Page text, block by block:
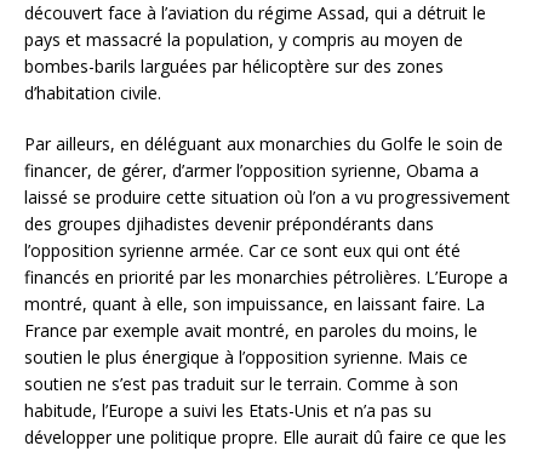
découvert face à l’aviation du régime Assad, qui a détruit le
pays et massacré la population, y compris au moyen de
bombes-barils larguées par hélicoptère sur des zones
d’habitation civile.
Par ailleurs, en déléguant aux monarchies du Golfe le soin de
financer, de gérer, d’armer l’opposition syrienne, Obama a
laissé se produire cette situation où l’on a vu progressivement
des groupes djihadistes devenir prépondérants dans
l’opposition syrienne armée. Car ce sont eux qui ont été
financés en priorité par les monarchies pétrolières. L’Europe a
montré, quant à elle, son impuissance, en laissant faire. La
France par exemple avait montré, en paroles du moins, le
soutien le plus énergique à l’opposition syrienne. Mais ce
soutien ne s’est pas traduit sur le terrain. Comme à son
habitude, l’Europe a suivi les Etats-Unis et n’a pas su
développer une politique propre. Elle aurait dû faire ce que les